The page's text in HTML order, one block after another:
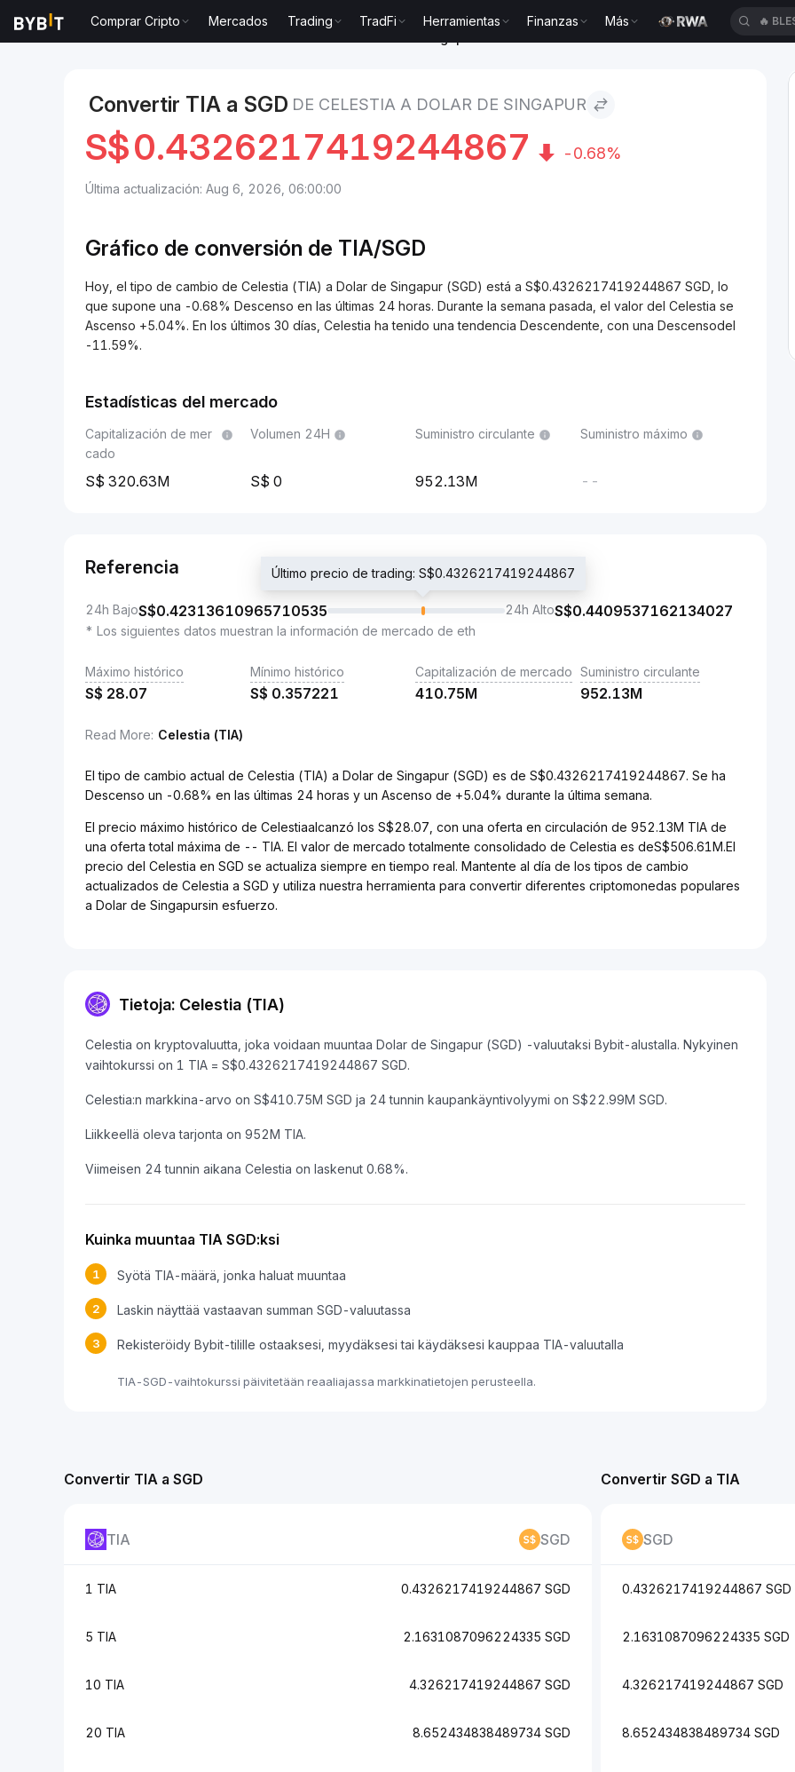
Comprar Cripto Mercados Trading TradFi Herramientas Finanzas Más 🔥
Convertir TIA a SGD DE CELESTIA A DOLAR DE SINGAPUR
S$0.4326217419244867 -0.68%
Última actualización: Aug 6, 2026, 06:00:00
Gráfico de conversión de TIA/SGD
Hoy, el tipo de cambio de Celestia (TIA) a Dolar de Singapur (SGD) está a S$0.4326217419244867 SGD, lo
que supone una -0.68% Descenso en las últimas 24 horas. Durante la semana pasada, el valor del Celestia se
Ascenso +5.04%. En los últimos 30 días, Celestia ha tenido una tendencia Descendente, con una Descensodel
-11.59%.
Estadísticas del mercado
Capitalización de mer
cado
320.63M
Volumen 24H
0
Suministro circulante
952.13M
Suministro máximo
--
Referencia
24h BajoS$0.42313610965710535
Último precio de trading: S$0.4326217419244867
24h AltoS$0.4409537162134027
* Los siguientes datos muestran la información de mercado de eth
Máximo histórico
S$ 28.07
Mínimo histórico
S$ 0.357221
Capitalización de mercado
410.75M
Suministro circulante
952.13M
Read More: Celestia (TIA)
El tipo de cambio actual de Celestia (TIA) a Dolar de Singapur (SGD) es de S$0.4326217419244867. Se ha
Descenso un -0.68% en las últimas 24 horas y un Ascenso de +5.04% durante la última semana.
El precio máximo histórico de Celestiaalcanzó los S$28.07, con una oferta en circulación de 952.13M TIA de
una oferta total máxima de -- TIA. El valor de mercado totalmente consolidado de Celestia es deS$506.61M.El
precio del Celestia en SGD se actualiza siempre en tiempo real. Mantente al día de los tipos de cambio
actualizados de Celestia a SGD y utiliza nuestra herramienta para convertir diferentes criptomonedas populares
a Dolar de Singapursin esfuerzo.
Tietoja: Celestia (TIA)
Celestia on kryptovaluutta, joka voidaan muuntaa Dolar de Singapur (SGD) -valuutaksi Bybit-alustalla. Nykyinen
vaihtokurssi on 1 TIA = S$0.4326217419244867 SGD.
Celestia:n markkina-arvo on S$410.75M SGD ja 24 tunnin kaupankäyntivolyymi on S$22.99M SGD.
Liikkeellä oleva tarjonta on 952M TIA.
Viimeisen 24 tunnin aikana Celestia on laskenut 0.68%.
Kuinka muuntaa TIA SGD:ksi
1 Syötä TIA-määrä, jonka haluat muuntaa
2 Laskin näyttää vastaavan summan SGD-valuutassa
3 Rekisteröidy Bybit-tilille ostaaksesi, myydäksesi tai käydäksesi kauppaa TIA-valuutalla
TIA-SGD-vaihtokurssi päivitetään reaaliajassa markkinatietojen perusteella.
Convertir TIA a SGD
TIA SGD
1 TIA 0.4326217419244867 SGD
5 TIA 2.1631087096224335 SGD
10 TIA 4.326217419244867 SGD
20 TIA 8.652434838489734 SGD
Convertir SGD a TIA
SGD
0.4326217419244867 SGD
2.1631087096224335 SGD
4.326217419244867 SGD
8.652434838489734 SGD